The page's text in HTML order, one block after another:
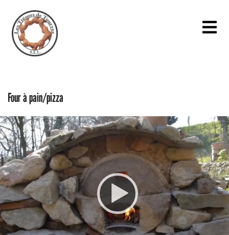
Four à pain/pizza
Video
Player